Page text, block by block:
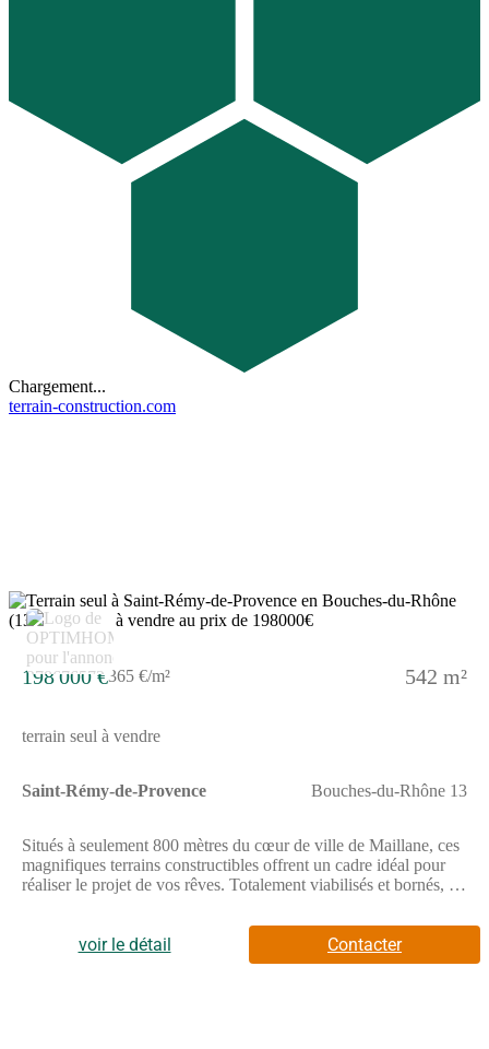
Chargement...
terrain-construction.com
198 000 €365 €/m² 542 m²
terrain seul à vendre
Saint-Rémy-de-Provence Bouches-du-Rhône 13
Situés à seulement 800 mètres du cœur de ville de Maillane, ces
magnifiques terrains constructibles offrent un cadre idéal pour
réaliser le projet de vos rêves. Totalement viabilisés et bornés, ils
choisir votre constructeur selon vos envies et vos besoins.Ces
parcelles, déjà clôturées pour garantir votre intimité, bénéficient
également d'une végétalisation soignée, créant ainsi un
voir le détail Contacter